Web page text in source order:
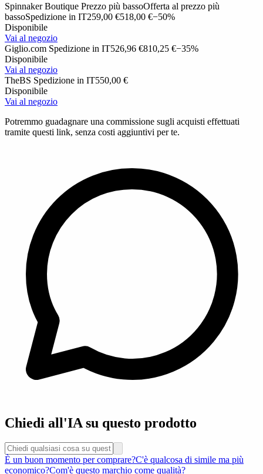
Spinnaker Boutique Prezzo più bassoOfferta al prezzo più
bassoSpedizione in IT259,00 €518,00 €−50%
Disponibile
Vai al negozio
Giglio.com Spedizione in IT526,96 €810,25 €−35%
Disponibile
Vai al negozio
TheBS Spedizione in IT550,00 €
Disponibile
Vai al negozio
Potremmo guadagnare una commissione sugli acquisti effettuati
tramite questi link, senza costi aggiuntivi per te.
Chiedi all'IA su questo prodotto
È un buon momento per comprare?C'è qualcosa di simile ma più
economico?Com'è questo marchio come qualità?